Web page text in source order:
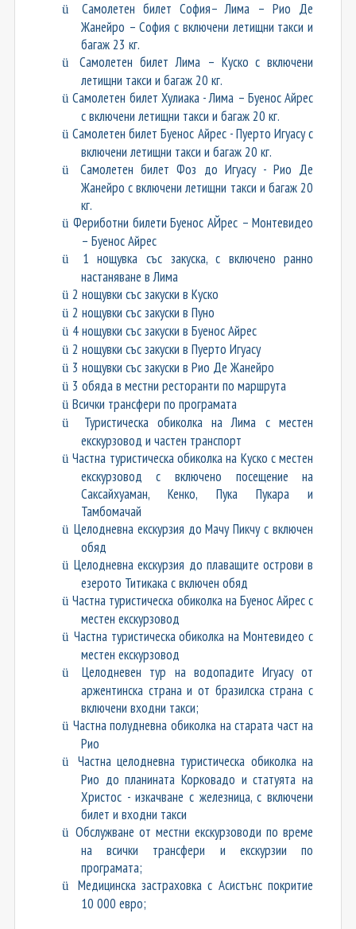
ü
Самолетен билет София– Лима – Рио Де
Жанейро – София с включени летищни такси и
багаж 23 кг.
ü
Самолетен билет Лима – Куско с включени
летищни такси и багаж 20 кг.
ü Самолетен билет Хулиака -Лима – Буенос Айрес
с включени летищни такси и багаж 20 кг.
ü Самолетен билет Буенос Айрес -Пуерто Игуасу с
включени летищни такси и багаж 20 кг.
ü Самолетен билет Фоз до Игуасу - Рио Де
Жанейро с включени летищни такси и багаж 20
кг.
ü Фериботни билети Буенос АЙрес – Монтевидео
– Буенос Айрес
ü 1 нощувкасъс закускa, с включено ранно
настаняване в Лима
ü 2 нощувки със закуски в Куско
ü 2 нощувки със закуски в Пуно
ü 4 нощувки със закуски в Буенос Айрес
ü 2 нощувки със закуски в Пуерто Игуасу
ü 3 нощувки със закуски в Рио Де Жанейро
ü 3 обяда в местни ресторанти по маршрута
ü Всички трансфери по програмата
ü
Туристическа обиколка на Лима с местен
екскурзовод и частен транспорт
ü Частна туристическа обиколка на Куско с местен
екскурзовод с включено посещение на
Саксайхуаман, Кенко, Пука Пукара и
Тамбомачай
ü Целодневна екскурзия до Мачу Пикчу с включен
обяд
ü Целодневна екскурзия до плаващите острови в
езерото Титикака с включен обяд
ü Частна туристическа обиколка на Буенос Айрес с
местен екскурзовод
ü Частна туристическа обиколка на Монтевидео с
местен екскурзовод
ü
Целодневен тур на водопадите Игуасу от
аржентинска страна и от бразилска страна с
включени входни такси;
ü Частна полудневна обиколка на старата част на
Рио
ü
Частна целодневна туристическа обиколка на
Рио до планината Корковадо и статуята на
Христос - изкачване с железница, с включени
билет и входни такси
ü Обслужване от местни екскурзоводи по време
на всички трансфери и екскурзии по
програмата;
ü
Медицинска застраховка с Асистънс покритие
10 000 евро;